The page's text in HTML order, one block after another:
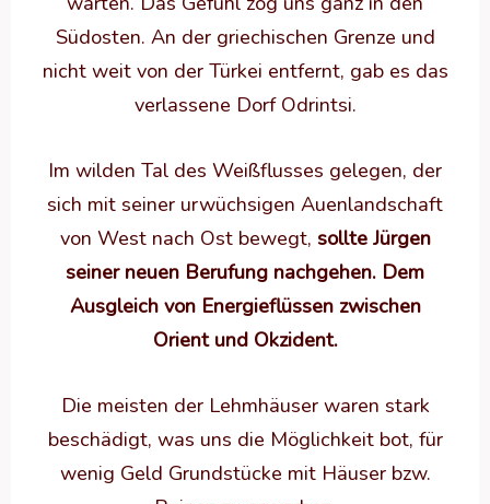
Südosten. An der griechischen Grenze und
nicht weit von der Türkei entfernt, gab es das
verlassene Dorf Odrintsi.
Im wilden Tal des Weißflusses gelegen, der
sich mit seiner urwüchsigen Auenlandschaft
von West nach Ost bewegt, sollte Jürgen
seiner neuen Berufung nachgehen. Dem
Ausgleich von Energieflüssen zwischen
Orient und Okzident.
Die meisten der Lehmhäuser waren stark
beschädigt, was uns die Möglichkeit bot, für
wenig Geld Grundstücke mit Häuser bzw.